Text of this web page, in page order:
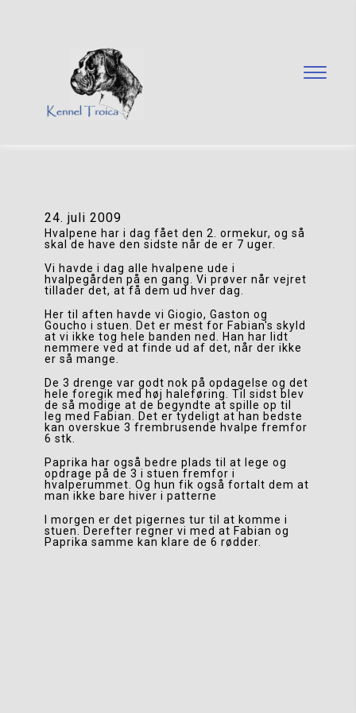
24. juli 2009
Hvalpene har i dag fået den 2. ormekur, og så
skal de have den sidste når de er 7 uger.
Vi havde i dag alle hvalpene ude i
hvalpegården på en gang. Vi prøver når vejret
tillader det, at få dem ud hver dag.
Her til aften havde vi Giogio, Gaston og
Goucho i stuen. Det er mest for Fabian's skyld
at vi ikke tog hele banden ned. Han har lidt
nemmere ved at finde ud af det, når der ikke
er så mange.
De 3 drenge var godt nok på opdagelse og det
hele foregik med høj haleføring. Til sidst blev
de så modige at de begyndte at spille op til
leg med Fabian. Det er tydeligt at han bedste
kan overskue 3 frembrusende hvalpe fremfor
6 stk.
Paprika har også bedre plads til at lege og
opdrage på de 3 i stuen fremfor i
hvalperummet. Og hun fik også fortalt dem at
man ikke bare hiver i patterne
I morgen er det pigernes tur til at komme i
stuen. Derefter regner vi med at Fabian og
Paprika samme kan klare de 6 rødder.